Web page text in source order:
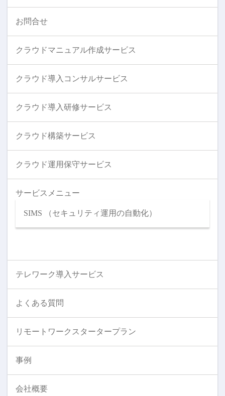
お問合せ
クラウドマニュアル作成サービス
クラウド導入コンサルサービス
クラウド導入研修サービス
クラウド構築サービス
クラウド運用保守サービス
サービスメニュー
SIMS （セキュリティ運用の自動化）
テレワーク導入サービス
よくある質問
リモートワークスタータープラン
事例
会社概要